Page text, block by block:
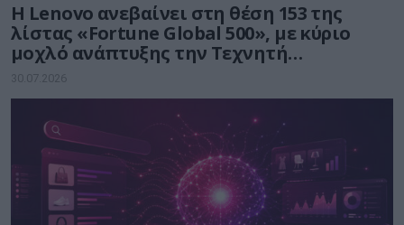
Η Lenovo ανεβαίνει στη θέση 153 της
λίστας «Fortune Global 500», με κύριο
μοχλό ανάπτυξης την Τεχνητή
Νοημοσύνη
30.07.2026